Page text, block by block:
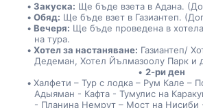
Закуска: Ще бъде взета в Адана.
Обяд: Ще бъде взет в Газиантеп.
Вечеря: Ще бъде проведена в
на тура.
Хотел за настаняване: Газиантеп/
Дедеман, Хотел Йълмазоолу Парк и
2-ри ден
Халфети – Тур с лодка – Рум Кале –
Адыяман - Кафта - Тумулис на
- Планина Немрут – Мост на Нисиби